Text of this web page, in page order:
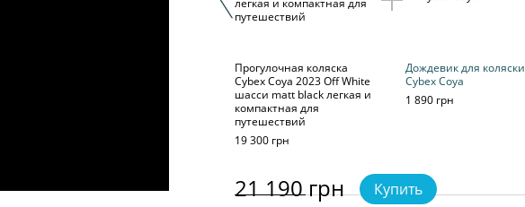
Прогулочная коляска
Cybex Coya 2023 Off White
шасси matt black легкая и
компактная для
путешествий
19 300 грн
Дождевик для коляски
Cybex Coya
1 890 грн
21 190 грн Купить